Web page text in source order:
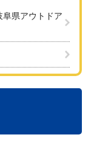
県アウトドア